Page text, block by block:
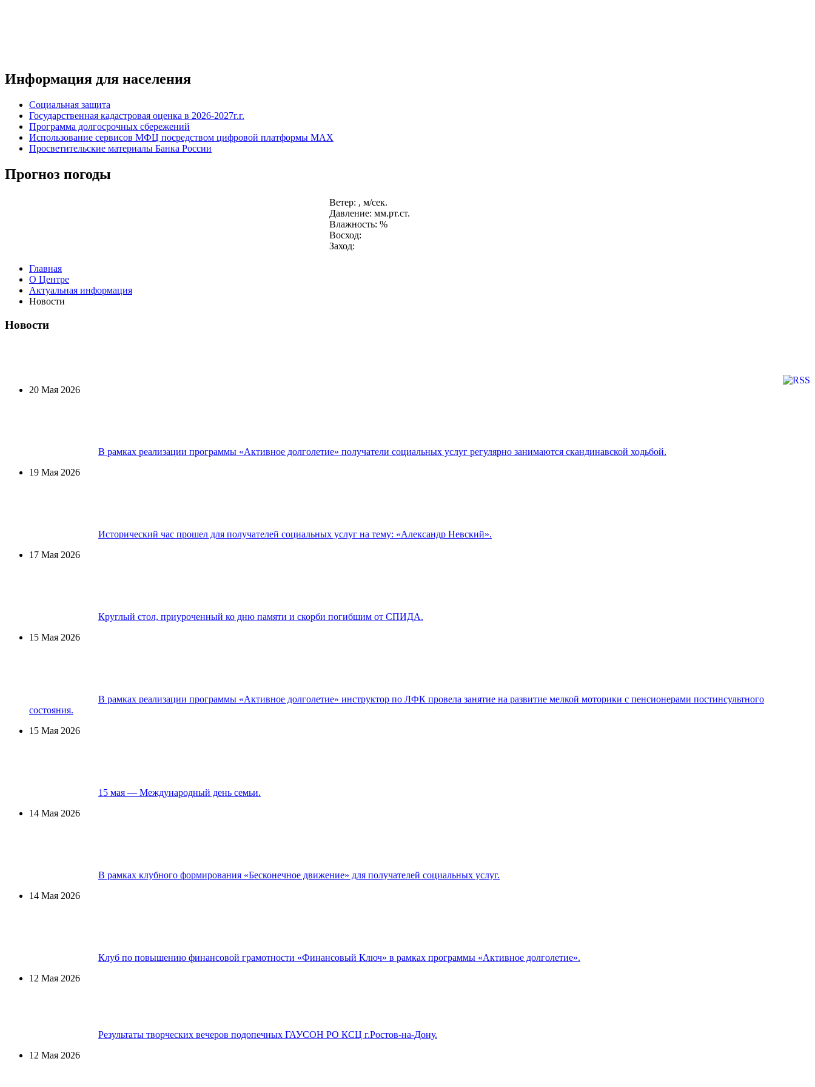
Информация для населения
Социальная защита
Государственная кадастровая оценка в 2026-2027г.г.
Программа долгосрочных сбережений
Использование сервисов МФЦ посредством цифровой платформы MAX
Просветительские материалы Банка России
Прогноз погоды
Ветер: , м/сек.
Давление: мм.рт.ст.
Влажность: %
Восход:
Заход:
Главная
О Центре
Актуальная информация
Новости
Новости
20 Мая 2026
В рамках реализации программы «Активное долголетие» получатели социальных услуг регулярно занимаются скандинавской ходьбой.
19 Мая 2026
Исторический час прошел для получателей социальных услуг на тему: «Александр Невский».
17 Мая 2026
Круглый стол, приуроченный ко дню памяти и скорби погибшим от СПИДА.
15 Мая 2026
В рамках реализации программы «Активное долголетие» инструктор по ЛФК провела занятие на развитие мелкой моторики с пенсионерами постинсультного
состояния.
15 Мая 2026
15 мая — Международный день семьи.
14 Мая 2026
В рамках клубного формирования «Бесконечное движение» для получателей социальных услуг.
14 Мая 2026
Клуб по повышению финансовой грамотности «Финансовый Ключ» в рамках программы «Активное долголетие».
12 Мая 2026
Результаты творческих вечеров подопечных ГАУСОН РО КСЦ г.Ростов-на-Дону.
12 Мая 2026